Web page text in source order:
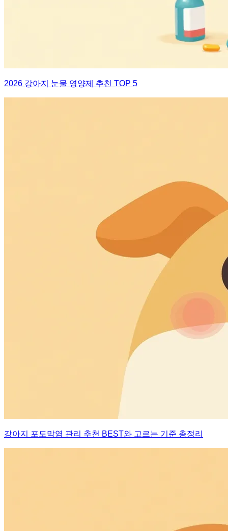
2026 강아지 눈물 영양제 추천 TOP 5
강아지 포도막염 관리 추천 BEST와 고르는 기준 총정리